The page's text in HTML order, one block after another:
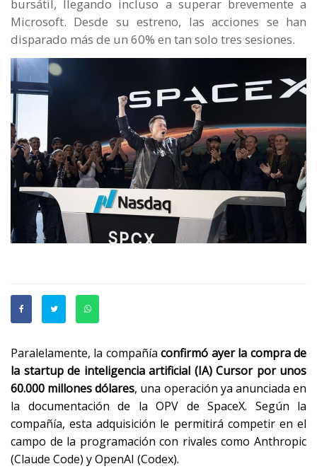
bursátil, llegando incluso a superar brevemente a
Microsoft. Desde su estreno, las acciones se han
disparado más de un 60% en tan solo tres sesiones.
Paralelamente, la compañíaconfirmó ayer la compra de
la startup de inteligencia artificial (IA) Cursor por unos
60.000 millones dólares, una operación ya anunciada en
la documentación de la OPV de SpaceX. Según la
compañía, esta adquisición le permitirá competir en el
campo de la programación con rivales como Anthropic
(Claude Code) y OpenAI (Codex).